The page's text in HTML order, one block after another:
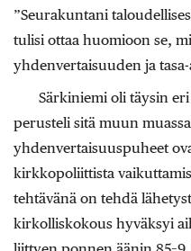
”Seurakuntani
tulisi ottaa huomioon se,
yhdenvertaisuuden ja
Särkiniemi oli täysin
perusteli sitä muun
yhdenvertaisuuspuheet
kirkkopoliittista
tehtävänä on tehdä
kirkolliskokous hyväksyi